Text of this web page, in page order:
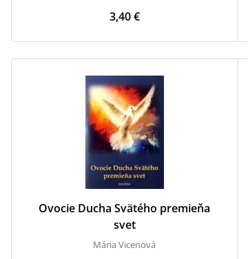
3,40 €
Ovocie Ducha Svätého premieňa
svet
Mária Vicenová